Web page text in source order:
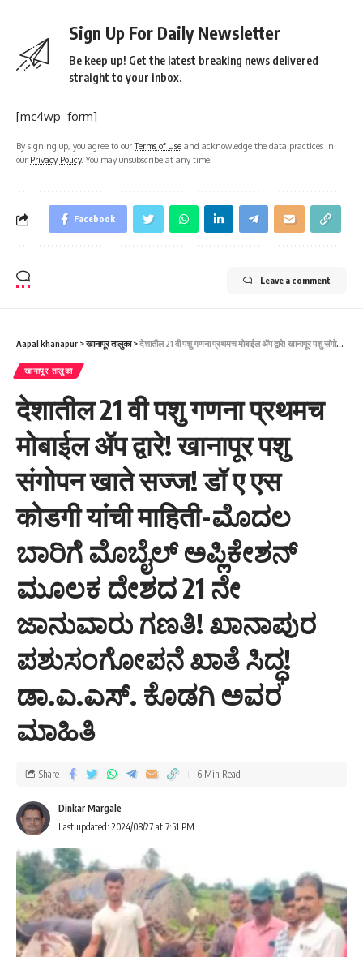
Sign Up For Daily Newsletter
Be keep up! Get the latest breaking news delivered
straight to your inbox.
[mc4wp_form]
By signing up, you agree to ourTerms of Use and acknowledge the data practices in
our Privacy Policy. You may unsubscribe at any time.
Facebook
Leave a comment
Aapal khanapur >खानापूर तालुका>देशातील 21 वी पशु गणना प्रथमच मोबाईल ॲप द्वारे! खानापूर पशु संगोपन खाते सज्ज! डॉ ए एस कोडगी यांची माहिती-ಮೊದಲ ಬಾರಿಗೆ ಮೊಬೈಲ್ ಅಪ್ಲಿಕೇಶನ್ ಮೂಲಕ ದೇಶದ 21 ನೇ ಜಾನುವಾರು ಗಣತಿ! ಖಾನಾಪುರ ಪಶುಸಂಗೋಪನೆ ಖಾತೆ ಸಿದ್ಧ! ಡಾ.ಎ.ಎಸ್. ಕೊಡಗಿ ಅವರ ಮಾಹಿತಿ
खानापूर तालुका
देशातील 21 वी पशु गणना प्रथमच
मोबाईल ॲप द्वारे! खानापूर पशु
संगोपन खाते सज्ज! डॉ ए एस
कोडगी यांची माहिती-ಮೊದಲ
ಬಾರಿಗೆ ಮೊಬೈಲ್ ಅಪ್ಲಿಕೇಶನ್
ಮೂಲಕ ದೇಶದ 21 ನೇ
ಜಾನುವಾರು ಗಣತಿ! ಖಾನಾಪುರ
ಪಶುಸಂಗೋಪನೆ ಖಾತೆ ಸಿದ್ಧ!
ಡಾ.ಎ.ಎಸ್. ಕೊಡಗಿ ಅವರ
ಮಾಹಿತಿ
Last updated: 2024/08/27 at 7:51 PM
Dinkar Margale
Share 6 Min Read